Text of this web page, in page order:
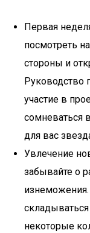
Первая
посмотреть
стороны и
Руководство
участие в
сомневаться
для вас
Увлечение
забывайте о
изнеможения.
некоторые